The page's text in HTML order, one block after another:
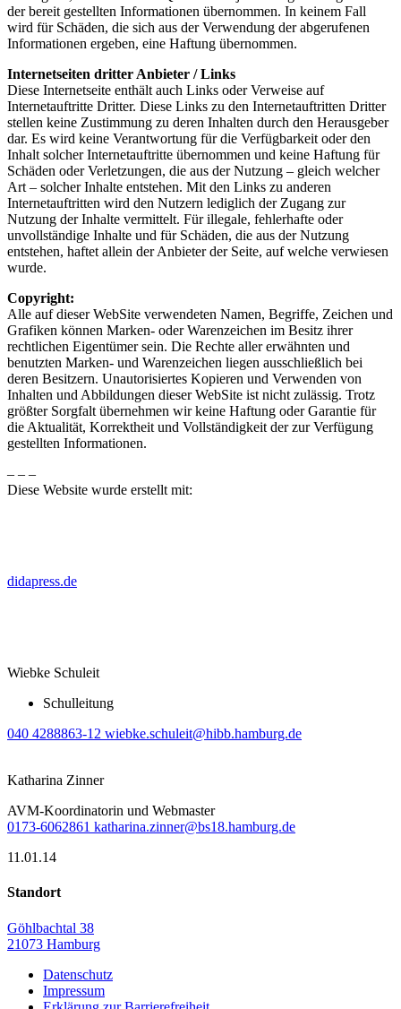
der bereit gestellten Informationen übernommen. In keinem Fall
wird für Schäden, die sich aus der Verwendung der abgerufenen
Informationen ergeben, eine Haftung übernommen.
Internetseiten dritter Anbieter / Links
Diese Internetseite enthält auch Links oder Verweise auf
Internetauftritte Dritter. Diese Links zu den Internetauftritten Dritter
stellen keine Zustimmung zu deren Inhalten durch den Herausgeber
dar. Es wird keine Verantwortung für die Verfügbarkeit oder den
Inhalt solcher Internetauftritte übernommen und keine Haftung für
Schäden oder Verletzungen, die aus der Nutzung – gleich welcher
Art – solcher Inhalte entstehen. Mit den Links zu anderen
Internetauftritten wird den Nutzern lediglich der Zugang zur
Nutzung der Inhalte vermittelt. Für illegale, fehlerhafte oder
unvollständige Inhalte und für Schäden, die aus der Nutzung
entstehen, haftet allein der Anbieter der Seite, auf welche verwiesen
wurde.
Copyright:
Alle auf dieser WebSite verwendeten Namen, Begriffe, Zeichen und
Grafiken können Marken- oder Warenzeichen im Besitz ihrer
rechtlichen Eigentümer sein. Die Rechte aller erwähnten und
benutzten Marken- und Warenzeichen liegen ausschließlich bei
deren Besitzern. Unautorisiertes Kopieren und Verwenden von
Inhalten und Abbildungen dieser WebSite ist nicht zulässig. Trotz
größter Sorgfalt übernehmen wir keine Haftung oder Garantie für
die Aktualität, Korrektheit und Vollständigkeit der zur Verfügung
gestellten Informationen.
– – –
Diese Website wurde erstellt mit:
didapress.de
Wiebke Schuleit
Schulleitung
040 4288863-12 wiebke.schuleit@hibb.hamburg.de
Katharina Zinner
AVM-Koordinatorin und Webmaster
0173-6062861 katharina.zinner@bs18.hamburg.de
11.01.14
Standort
Göhlbachtal 38
21073 Hamburg
Datenschutz
Impressum